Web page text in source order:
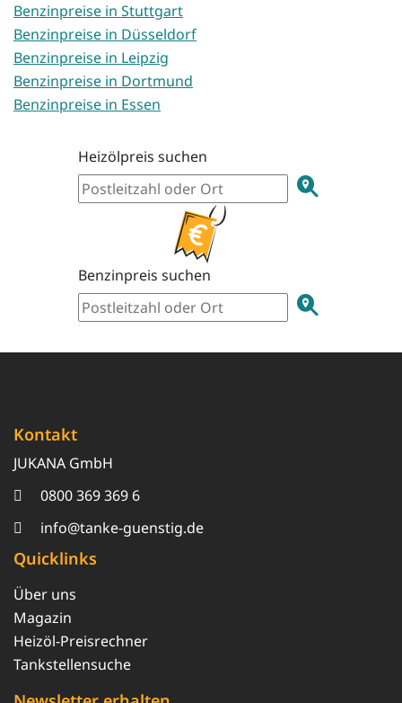
Benzinpreise in Stuttgart
Benzinpreise in Düsseldorf
Benzinpreise in Leipzig
Benzinpreise in Dortmund
Benzinpreise in Essen
Heizölpreis suchen
Benzinpreis suchen
Kontakt
JUKANA GmbH
0800 369 369 6
info@tanke-guenstig.de
Quicklinks
Über uns
Magazin
Heizöl-Preisrechner
Tankstellensuche